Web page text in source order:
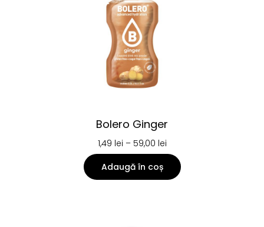
Bolero Ginger
1,49 lei – 59,00 lei
Adaugă în coș